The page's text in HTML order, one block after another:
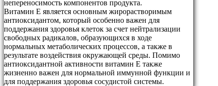
непереносимость компонентов продукта.
Витамин Е является основным жирорастворимым
антиоксидантом, который особенно важен для
поддержания здоровья клеток за счет нейтрализации
свободных радикалов, образующихся в ходе
нормальных метаболических процессов, а также в
результате воздействия окружающей среды. Помимо
антиоксидантной активности витамин E также
жизненно важен для нормальной иммунной функции и
для поддержания здоровья сосудистой системы.